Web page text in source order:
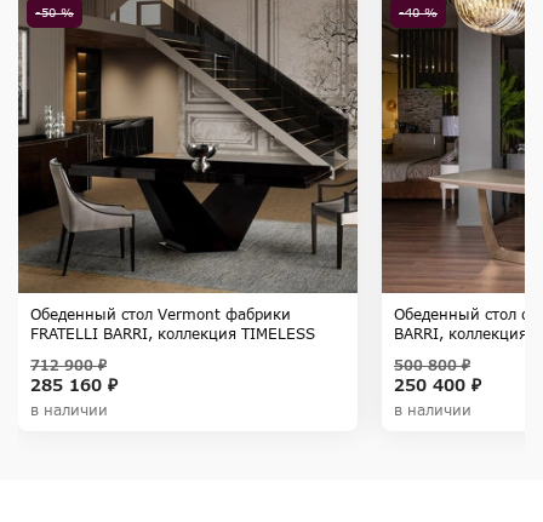
-50 %
Обеденный стол Vermont фабрики
FRATELLI BARRI, коллекция TIMELESS
285 160 ₽
712 900 ₽
в наличии
-40 %
Обеденный стол
BARRI, коллекция
250 400 ₽
500 800 ₽
в наличии